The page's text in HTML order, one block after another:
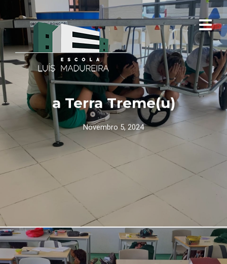
a Terra Treme(u)
Novembro 5, 2024